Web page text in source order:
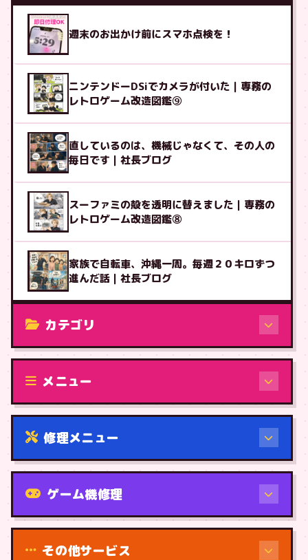
週末のお出かけ前にスマホ点検を！
ニンテンドーDSiでカメラが付いた｜専務の
レトロゲーム改造図鑑⑨
直しているのは、機械じゃなくて、その人の
毎日です｜社長ブログ
スーファミの殻を透明に替えました｜専務の
レトロゲーム改造図鑑⑧
家族で自転車、沖縄一周。毎週２０キロずつ
進んだ話｜社長ブログ
カテゴリ
修理（機種から）
メニュー
修理メニュー
機種から
ゲーム機修理
その他サービス